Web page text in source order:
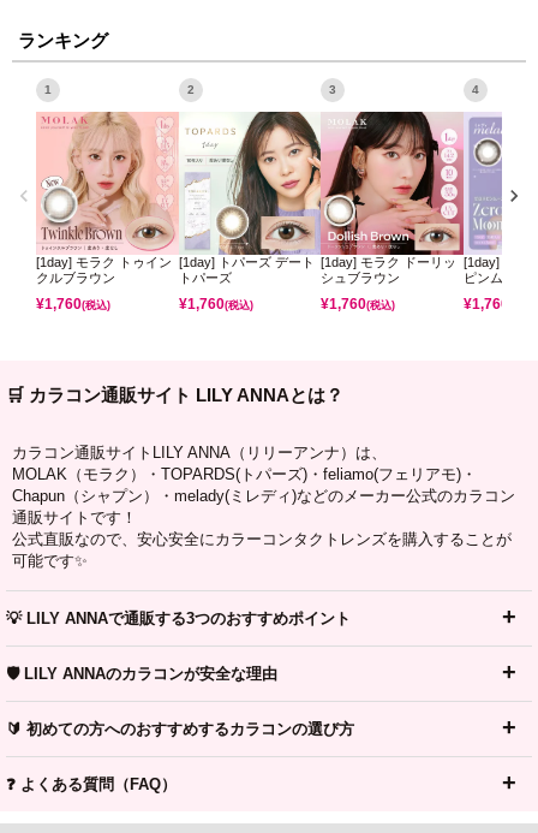
ランキング
1
[1day] モラク トゥイン
クルブラウン
¥1,760(税込)
2
[1day] トパーズ デート
トパーズ
¥1,760(税込)
3
[1day] モラク ドーリッ
シュブラウン
¥1,760(税込)
4
[1day] ミレ
ピンムーン
¥1,760
🛒 カラコン通販サイト LILY ANNAとは？
カラコン通販サイトLILY ANNA（リリーアンナ）は、
MOLAK（モラク）・TOPARDS(トパーズ)・feliamo(フェリアモ)・
Chapun（シャプン）・melady(ミレディ)などのメーカー公式のカラコン
通販サイトです！
公式直販なので、安心安全にカラーコンタクトレンズを購入することが
可能です✨
💡 LILY ANNAで通販する3つのおすすめポイント
🛡️ LILY ANNAのカラコンが安全な理由
🔰 初めての方へのおすすめするカラコンの選び方
❓ よくある質問（FAQ）